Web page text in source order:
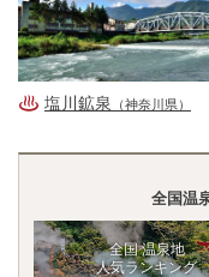
塩川鉱泉 （神奈川県）
全国温
全国 温泉地
人気ランキング